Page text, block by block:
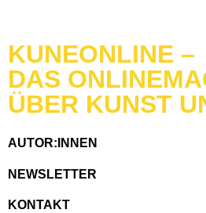
KUNEONLINE –
DAS
ÜBER KUNST
AUTOR:INNEN
NEWSLETTER
KONTAKT